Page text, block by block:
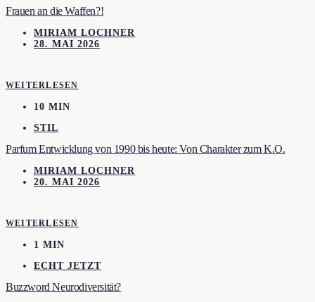
Frauen an die Waffen?!
MIRIAM LOCHNER
28. MAI 2026
WEITERLESEN
10 MIN
STIL
Parfum Entwicklung von 1990 bis heute: Von Charakter zum K.O.
MIRIAM LOCHNER
20. MAI 2026
WEITERLESEN
1 MIN
ECHT JETZT
Buzzword Neurodiversität?